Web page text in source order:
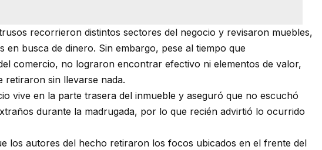
recorrieron distintos sectores del negocio y revisaron muebles,
en busca de dinero. Sin embargo, pese al tiempo que
comercio, no lograron encontrar efectivo ni elementos de valor,
retiraron sin llevarse nada.
vive en la parte trasera del inmueble y aseguró que no escuchó
durante la madrugada, por lo que recién advirtió lo ocurrido
los autores del hecho retiraron los focos ubicados en el frente del